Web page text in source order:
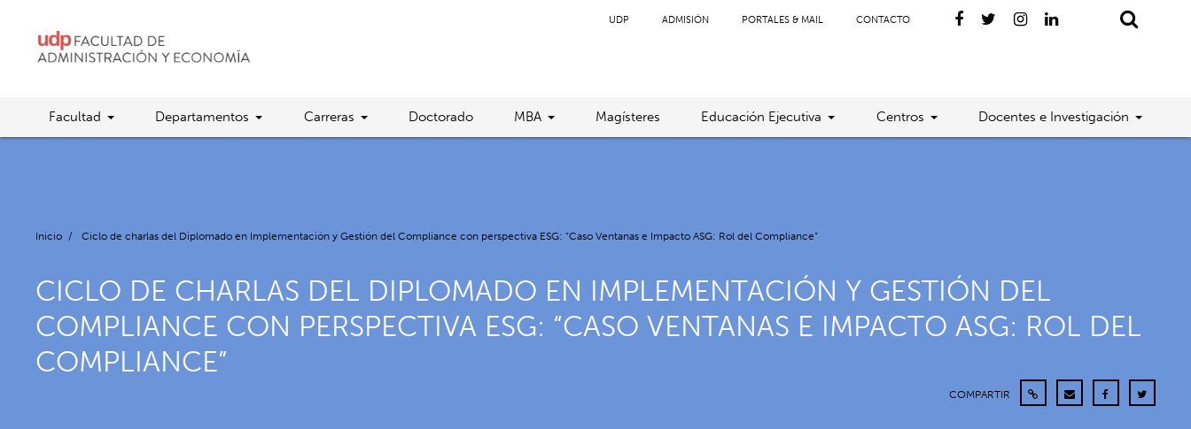
UDP ADMISIÓN PORTALES & MAIL CONTACTO
Facultad Departamentos Carreras Doctorado MBA Magísteres Educación Ejecutiva Centros Docentes e Investigación
Inicio / Ciclo de charlas del Diplomado en Implementación y Gestión del Compliance con perspectiva ESG: “Caso Ventanas e Impacto ASG: Rol del Compliance”
CICLO DE CHARLAS DEL DIPLOMADO EN IMPLEMENTACIÓN Y GESTIÓN DEL
COMPLIANCE CON PERSPECTIVA ESG: “CASO VENTANAS E IMPACTO ASG: ROL DEL
COMPLIANCE”
COMPARTIR